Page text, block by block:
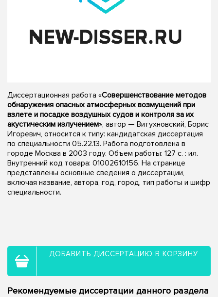
Диссертационная работа «Совершенствование методов
обнаружения опасных атмосферных возмущений при
взлете и посадке воздушных судов и контроля за их
акустическим излучением», автор — Витухновский, Борис
Игоревич, относится к типу: кандидатская диссертация
по специальности 05.22.13. Работа подготовлена в
городе Москва в 2003 году. Объем работы: 127 с. : ил.
Внутренний код товара: 01002610156. На странице
представлены основные сведения о диссертации,
включая название, автора, год, город, тип работы и шифр
специальности.
ДОБАВИТЬ ДИССЕРТАЦИЮ В КОРЗИНУ
Рекомендуемые диссертации данного раздела